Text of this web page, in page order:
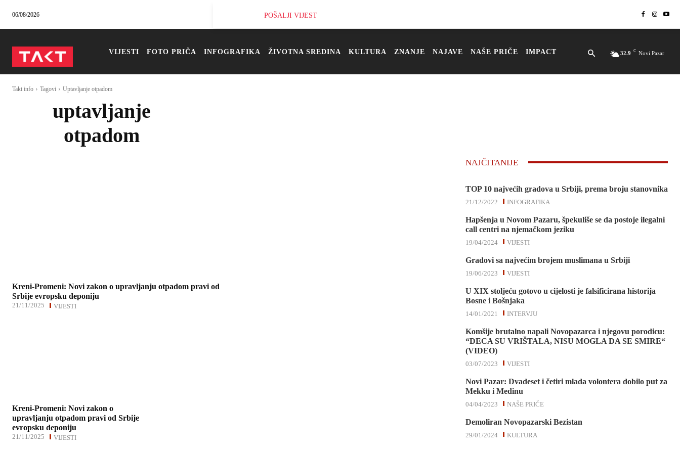
06/08/2026 POŠALJI VIJEST
VIJESTI FOTO PRIČA INFOGRAFIKA ŽIVOTNA SREDINA KULTURA ZNANJE NAJAVE NAŠE PRIČE IMPACT 32.9 C Novi Pazar
Takt info Tagovi Uptavljanje otpadom
uptavljanje
otpadom
Kreni-Promeni: Novi zakon o upravljanju otpadom pravi od
Srbije evropsku deponiju
VIJESTI
21/11/2025
Kreni-Promeni: Novi zakon o
upravljanju otpadom pravi od Srbije
evropsku deponiju
VIJESTI
21/11/2025
NAJČITANIJE
TOP 10 najvećih gradova u Srbiji, prema broju stanovnika
INFOGRAFIKA
21/12/2022
Hapšenja u Novom Pazaru, špekuliše se da postoje ilegalni
call centri na njemačkom jeziku
VIJESTI
19/04/2024
Gradovi sa najvećim brojem muslimana u Srbiji
VIJESTI
19/06/2023
U XIX stoljeću gotovo u cijelosti je falsificirana historija
Bosne i Bošnjaka
INTERVJU
14/01/2021
Komšije brutalno napali Novopazarca i njegovu porodicu:
“DECA SU VRIŠTALA, NISU MOGLA DA SE SMIRE“
(VIDEO)
VIJESTI
03/07/2023
Novi Pazar: Dvadeset i četiri mlada volontera dobilo put za
Mekku i Medinu
NAŠE PRIČE
04/04/2023
Demoliran Novopazarski Bezistan
KULTURA
29/01/2024